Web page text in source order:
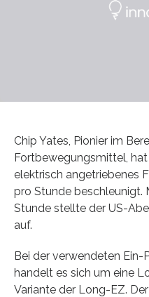
Chip Yates, Pionier im
Fortbewegungsmittel,
elektrisch angetriebenes
pro Stunde beschleunigt.
Stunde stellte der US-
auf.
Bei der verwendeten Ein-
handelt es sich um eine
Variante der Long-EZ.